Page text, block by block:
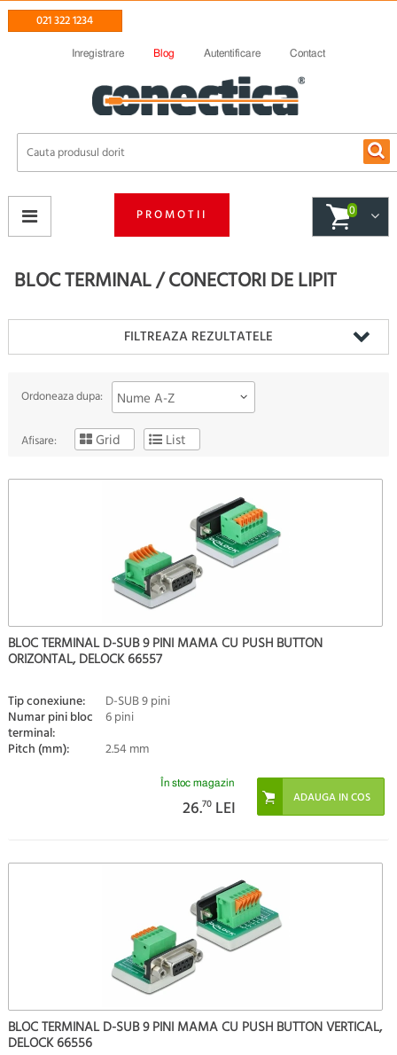
021 322 1234
Inregistrare Blog Autentificare Contact
PROMOTII 0
BLOC TERMINAL / CONECTORI DE LIPIT
FILTREAZA REZULTATELE
Ordoneaza dupa: Nume A-Z
Afisare: Grid List
BLOC TERMINAL D-SUB 9 PINI MAMA CU PUSH BUTTON
ORIZONTAL, DELOCK 66557
Tip conexiune: D-SUB 9 pini
Numar pini bloc
terminal:
6 pini
Pitch (mm):
2.54 mm
În stoc magazin
26.70 LEI
BLOC TERMINAL D-SUB 9 PINI MAMA CU PUSH BUTTON VERTICAL,
DELOCK 66556